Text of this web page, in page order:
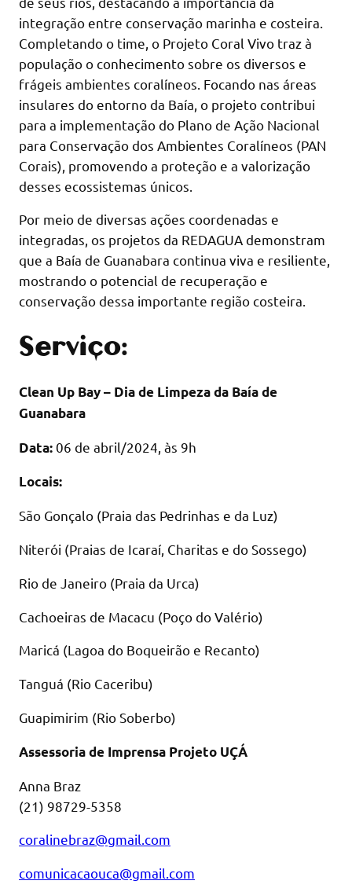
integração entre conservação marinha e costeira.
Completando o time, o Projeto Coral Vivo traz à
população o conhecimento sobre os diversos e
frágeis ambientes coralíneos. Focando nas áreas
insulares do entorno da Baía, o projeto contribui
para a implementação do Plano de Ação Nacional
para Conservação dos Ambientes Coralíneos (PAN
Corais), promovendo a proteção e a valorização
desses ecossistemas únicos.
Por meio de diversas ações coordenadas e
integradas, os projetos da REDAGUA demonstram
que a Baía de Guanabara continua viva e resiliente,
mostrando o potencial de recuperação e
conservação dessa importante região costeira.
Serviço:
Clean Up Bay – Dia de Limpeza da Baía de
Guanabara
Data:06 de abril/2024, às 9h
Locais:
São Gonçalo (Praia das Pedrinhas e da Luz)
Niterói (Praias de Icaraí, Charitas e do Sossego)
Rio de Janeiro (Praia da Urca)
Cachoeiras de Macacu (Poço do Valério)
Maricá (Lagoa do Boqueirão e Recanto)
Tanguá (Rio Caceribu)
Guapimirim (Rio Soberbo)
Assessoria de Imprensa Projeto UÇÁ
Anna Braz
(21) 98729-5358
coralinebraz@gmail.com
comunicacaouca@gmail.com